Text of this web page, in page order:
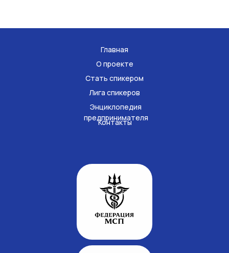
О проекте
Стать спикером
Лига спикеров
Энциклопедия
предпринимателя
Контакты
Главная